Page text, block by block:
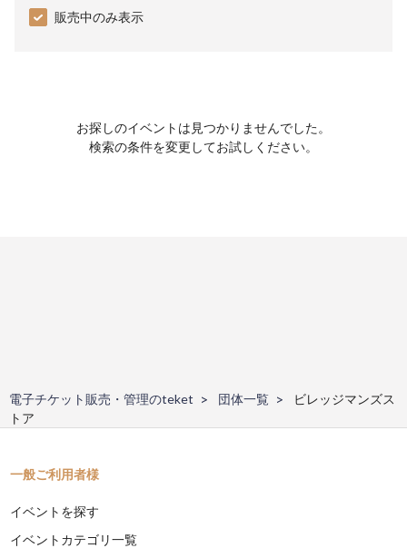
販売中のみ表示
お探しのイベントは見つかりませんでした。
検索の条件を変更してお試しください。
電子チケット販売・管理のteket 団体一覧
ビレッジマンズス
トア
一般ご利用者様
イベントを探す
イベントカテゴリ一覧